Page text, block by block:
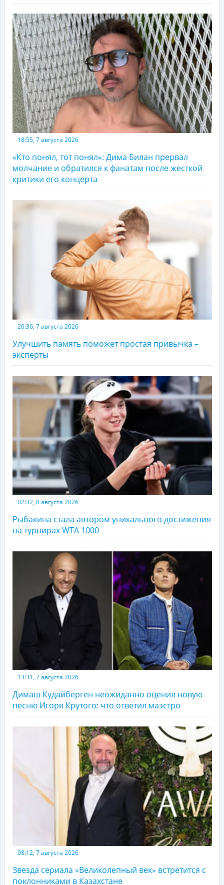
18:55, 7 августа 2026
«Кто понял, тот понял»: Дима Билан прервал
молчание и обратился к фанатам после жесткой
критики его концерта
20:36, 7 августа 2026
Улучшить память поможет простая привычка –
эксперты
02:32, 8 августа 2026
Рыбакина стала автором уникального достижения
на турнирах WTA 1000
13:31, 7 августа 2026
Димаш Кудайберген неожиданно оценил новую
песню Игоря Крутого: что ответил маэстро
08:12, 7 августа 2026
Звезда сериала «Великолепный век» встретится с
поклонниками в Казахстане